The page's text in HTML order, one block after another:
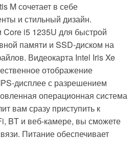
M сочетает в себе
и стильный дизайн.
i5 1235U для быстрой
памяти и SSD-диском на
Видеокарта Intel Iris Xe
отображение
дисплее с разрешением
операционная система
вам сразу приступить к
BT и веб-камере, вы сможете
Питание обеспечивает